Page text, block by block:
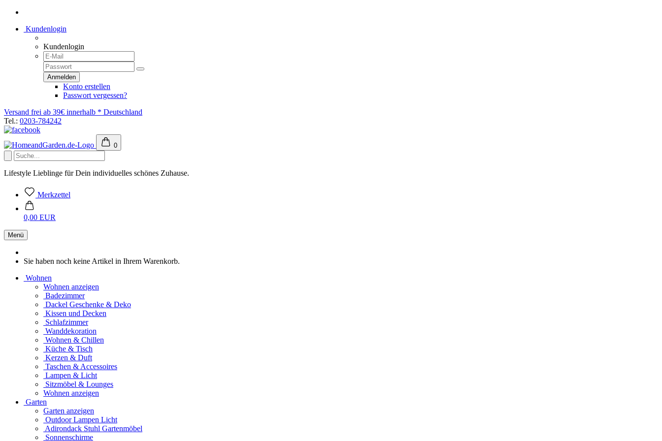
Kundenlogin
Kundenlogin
Konto erstellen
Passwort vergessen?
Versand frei ab 39€ innerhalb * Deutschland
Tel.: 0203-784242
0
Lifestyle Lieblinge für Dein individuelles schönes Zuhause.
Merkzettel
0,00 EUR
Menü
Sie haben noch keine Artikel in Ihrem Warenkorb.
Wohnen
Wohnen anzeigen
Badezimmer
Dackel Geschenke & Deko
Kissen und Decken
Schlafzimmer
Wanddekoration
Wohnen & Chillen
Küche & Tisch
Kerzen & Duft
Taschen & Accessoires
Lampen & Licht
Sitzmöbel & Lounges
Wohnen anzeigen
Garten
Garten anzeigen
Outdoor Lampen Licht
Adirondack Stuhl Gartenmöbel
Sonnenschirme